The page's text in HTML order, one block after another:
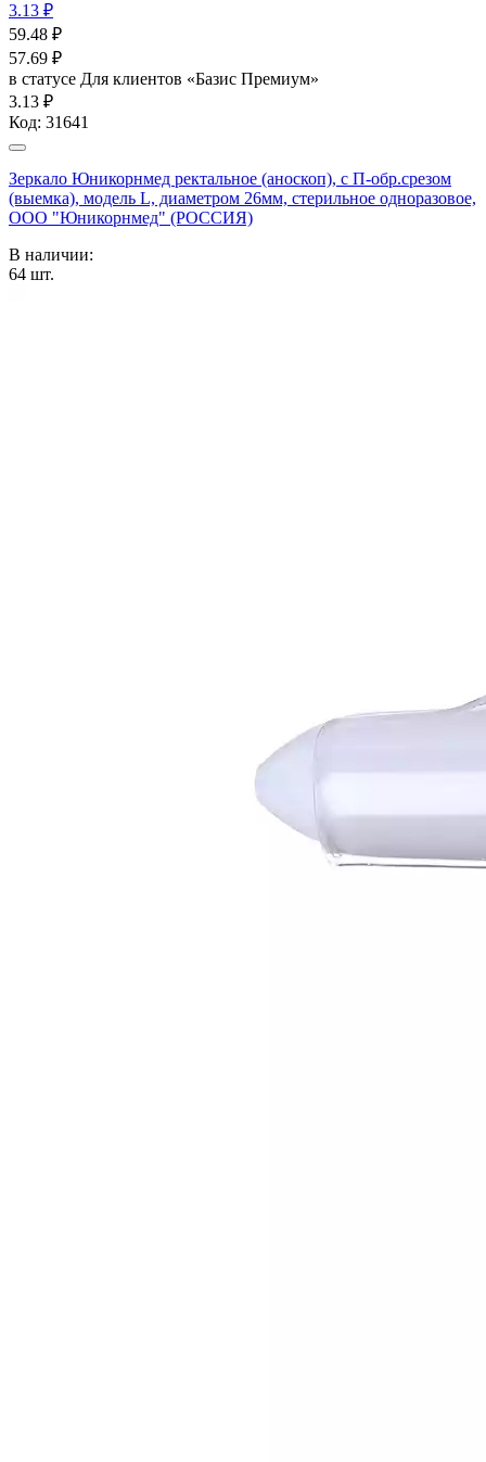
3.13 ₽
59.48 ₽
57.69 ₽
в статусе Для клиентов «Базис Премиум»
3.13 ₽
Код: 31641
Зеркало Юникорнмед ректальное (аноскоп), с П-обр.срезом
(выемка), модель L, диаметром 26мм, стерильное одноразовое,
ООО "Юникорнмед" (РОССИЯ)
В наличии:
64 шт.